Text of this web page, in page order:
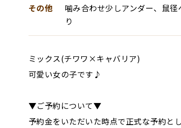
その他
噛み合わせ少しアンダー、鼠
り
ミックス(チワワ×キャバリア)
可愛い女の子です♪
▼ご予約について▼
予約金をいただいた時点で正式な予約と